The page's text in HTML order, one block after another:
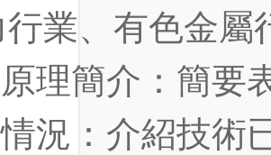
業、有色金屬
理簡介：簡要
況：介紹技術